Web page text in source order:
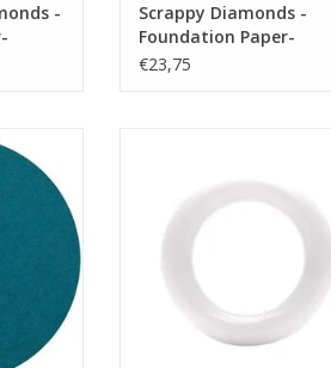
-
Scrappy Diamonds -
Foundation Paper-
Piecing Pad
€23,75